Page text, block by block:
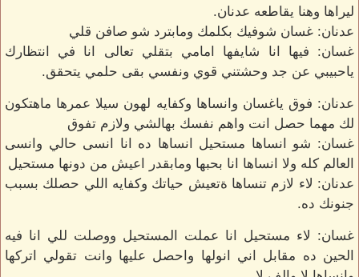
ليراها وهنا يقاطعه عدنان.
عدنان: غسان شوفيك بكلمك ومابترد شو صافن قلي
غسان: فيها انا شايفها امامي بتقلي تعالى انا في انتظارك
ياحبيبي عن جد وحشتني قوي ونفسي بقى حلمي يتحقق.
عدنان: فوق ياغسان وانساها وكفايه لهون سيلا عمرها ماهتكون
لك مهما حصل انت واهم نفسك بهالشي ولازم تفوق
غسان: شو انساها مستحيل انساها ده انا انسى حالي وانسى
العالم كله ولا انساها انا بحبها ومابقدر اعيش من دونها مستحيل
عدنان: لاء لازم تنساها ةتعيش حياتك وكفايه اللي حصلك بسبب
جنونك ده.
غسان: لاء مستحيل انا عملت المستحيل ووصلت للي انا فيه
الحين ده مقابل اني انولها واحصل عليها وانت تقولي اتركها